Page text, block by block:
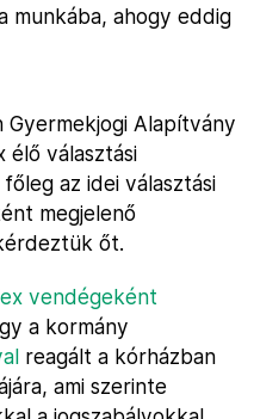
munkába, ahogy eddig
Gyermekjogi Alapítvány
élő választási
az idei választási
megjelenő
őt.
vendégeként
a kormány
reagált a kórházban
ami szerinte